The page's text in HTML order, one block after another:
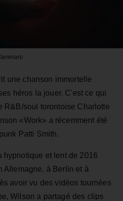
une chanson immortelle
héros la jouer. C'est ce qui
R&B/soul torontoise Charlotte
«Work» a récemment été
Patti Smith.
hypnotique et lent de 2016
Allemagne, à Berlin et à
avoir vu des vidéos tournées
Wilson a partagé des clips